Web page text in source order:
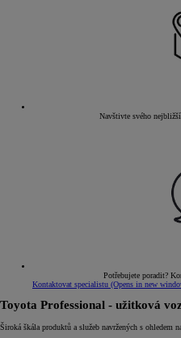
Navštivte svého
Potřebujete poradit?
Kontaktovat specialistu (Opens in new
Toyota Professional - užitková
Široká škála produktů a služeb navržených s ohledem